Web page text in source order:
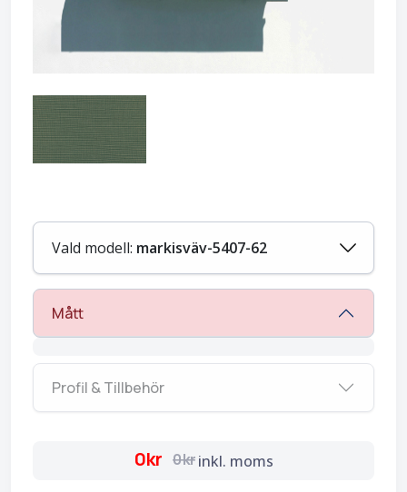
Vald modell: markisväv-5407-62
Mått
Profil & Tillbehör
0kr 0kr inkl. moms